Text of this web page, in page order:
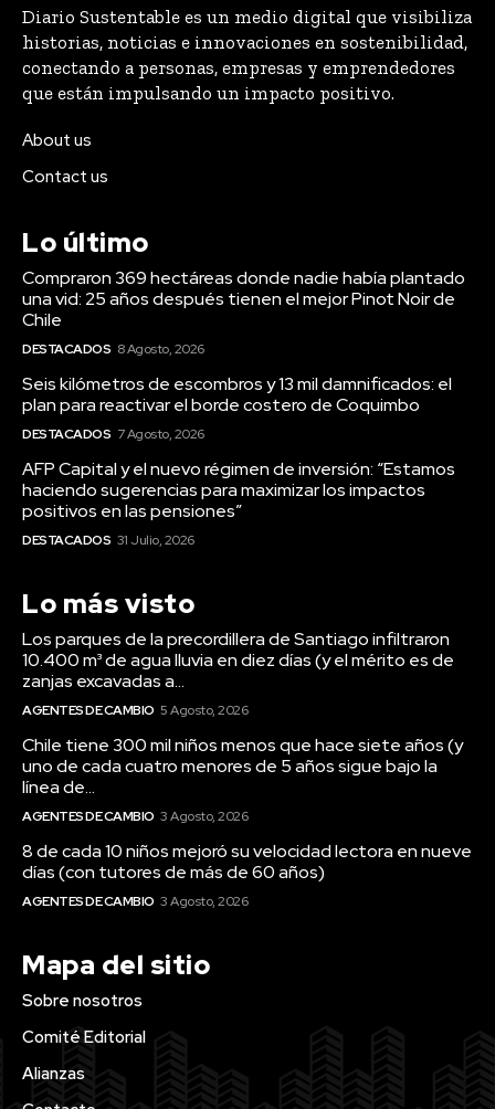
Diario Sustentable es un medio digital que visibiliza
historias, noticias e innovaciones en sostenibilidad,
conectando a personas, empresas y emprendedores
que están impulsando un impacto positivo.
About us
Contact us
Lo último
Compraron 369 hectáreas donde nadie había plantado
una vid: 25 años después tienen el mejor Pinot Noir de
Chile
DESTACADOS 8 Agosto, 2026
Seis kilómetros de escombros y 13 mil damnificados: el
plan para reactivar el borde costero de Coquimbo
DESTACADOS 7 Agosto, 2026
AFP Capital y el nuevo régimen de inversión: “Estamos
haciendo sugerencias para maximizar los impactos
positivos en las pensiones”
DESTACADOS 31 Julio, 2026
Lo más visto
Los parques de la precordillera de Santiago infiltraron
10.400 m³ de agua lluvia en diez días (y el mérito es de
zanjas excavadas a...
AGENTES DE CAMBIO 5 Agosto, 2026
Chile tiene 300 mil niños menos que hace siete años (y
uno de cada cuatro menores de 5 años sigue bajo la
línea de...
AGENTES DE CAMBIO 3 Agosto, 2026
8 de cada 10 niños mejoró su velocidad lectora en nueve
días (con tutores de más de 60 años)
AGENTES DE CAMBIO 3 Agosto, 2026
Mapa del sitio
Sobre nosotros
Comité Editorial
Alianzas